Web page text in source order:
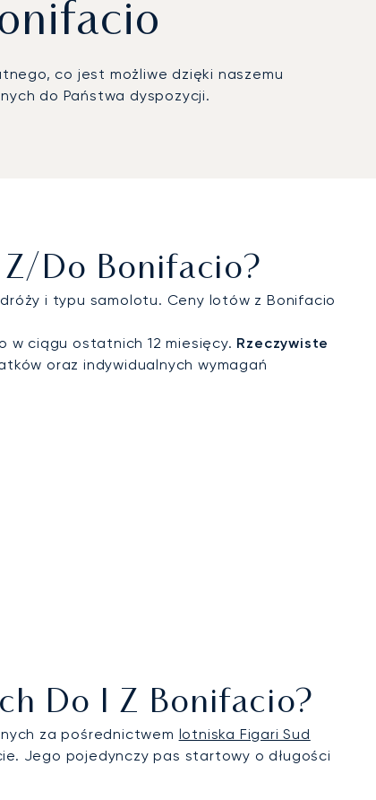
co jest możliwe dzięki naszemu
do Państwa dyspozycji.
do Bonifacio?
i typu samolotu. Ceny lotów z Bonifacio
w ciągu ostatnich 12 miesięcy. Rzeczywiste
oraz indywidualnych wymagań
Do I Z Bonifacio?
za pośrednictwem lotniska Figari Sud
Jego pojedynczy pas startowy o długości